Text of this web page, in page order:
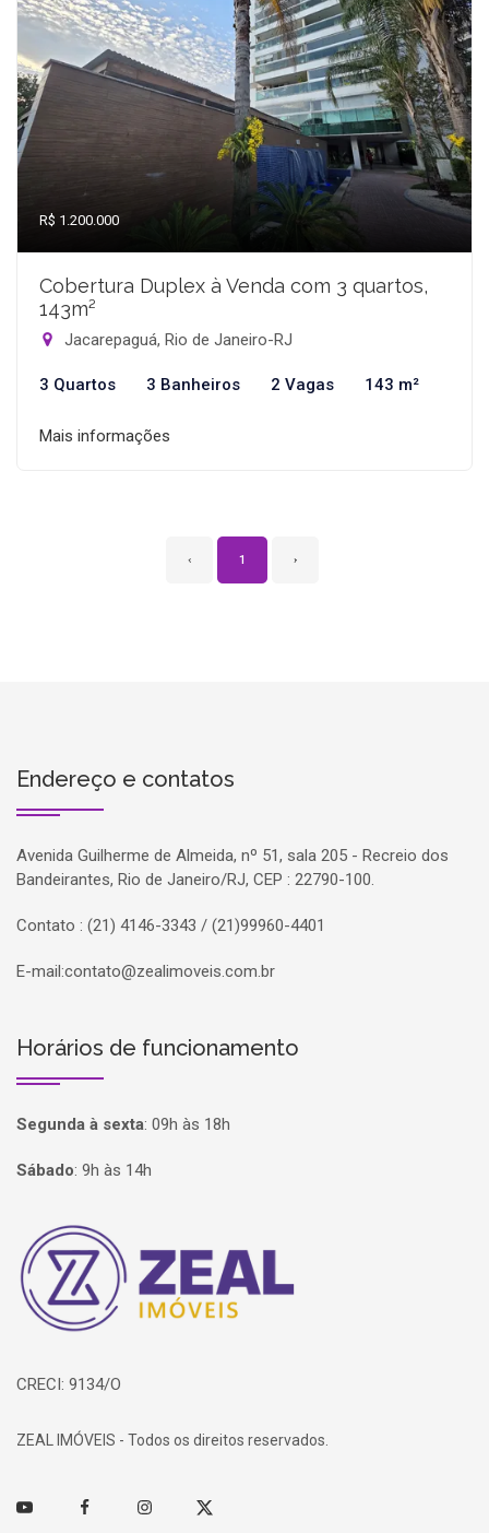
R$ 1.200.000
Cobertura Duplex à Venda com 3 quartos,
143m²
Jacarepaguá, Rio de Janeiro-RJ
3 Quartos 3 Banheiros 2 Vagas 143 m²
Mais informações
‹ 1 ›
Endereço e contatos
Avenida Guilherme de Almeida, nº 51, sala 205 - Recreio dos
Bandeirantes, Rio de Janeiro/RJ, CEP : 22790-100.
Contato : (21) 4146-3343 / (21)99960-4401
E-mail:contato@zealimoveis.com.br
Horários de funcionamento
Segunda à sexta: 09h às 18h
Sábado: 9h às 14h
Página inicial
CRECI: 9134/O
ZEAL IMÓVEIS - Todos os direitos reservados.
Youtube FacebookInstagramTwitter